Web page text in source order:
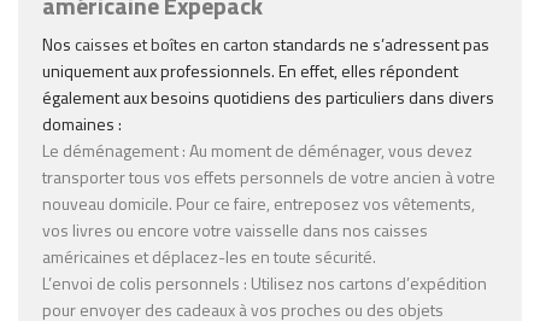
Nos caisses et boîtes en carton standards ne s’adressent pas
uniquement aux professionnels. En effet, elles répondent
également aux besoins quotidiens des particuliers dans divers
domaines :
Le déménagement: Au moment de déménager, vous devez
transporter tous vos effets personnels de votre ancien à votre
nouveau domicile. Pour ce faire, entreposez vos vêtements,
vos livres ou encore votre vaisselle dans nos caisses
américaines et déplacez-les en toute sécurité.
L’envoi de colis personnels : Utilisez nos cartons d’expédition
pour envoyer des cadeaux à vos proches ou des objets